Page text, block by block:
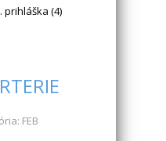
prihláška (4)
FEB